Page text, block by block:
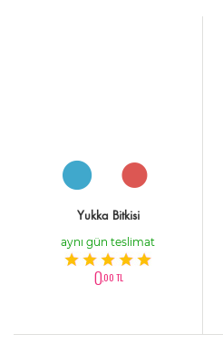
Yukka Bitkisi
aynı gün teslimat
0,00 TL